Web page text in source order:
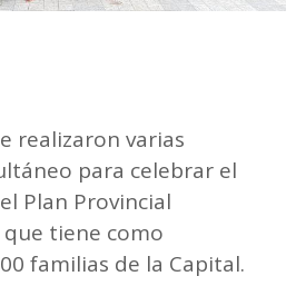
realizaron varias
para celebrar el
Plan Provincial
tiene como
familias de la Capital.